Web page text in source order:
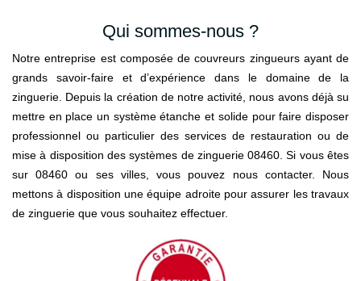
Qui sommes-nous ?
Notre entreprise est composée de couvreurs zingueurs ayant de
grands savoir-faire et d’expérience dans le domaine de la
zinguerie. Depuis la création de notre activité, nous avons déjà su
mettre en place un système étanche et solide pour faire disposer
professionnel ou particulier des services de restauration ou de
mise à disposition des systèmes de zinguerie 08460. Si vous êtes
sur 08460 ou ses villes, vous pouvez nous contacter. Nous
mettons à disposition une équipe adroite pour assurer les travaux
de zinguerie que vous souhaitez effectuer.